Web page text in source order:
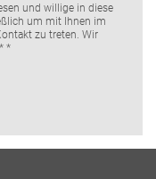
und willige in diese
um mit Ihnen im
zu treten. Wir